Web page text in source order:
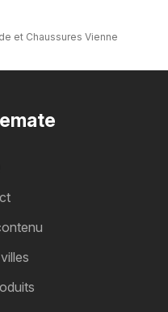
et Chaussures Vienne